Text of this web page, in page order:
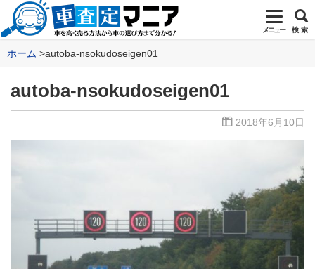
メニュー 検 索
ホーム autoba-nsokudoseigen01
autoba-nsokudoseigen01
2018年6月10日